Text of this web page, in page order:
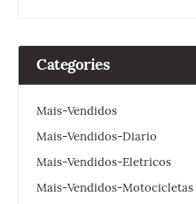
Categories
Mais-Vendidos
Mais-Vendidos-Diario
Mais-Vendidos-Eletricos
Mais-Vendidos-Motocicletas